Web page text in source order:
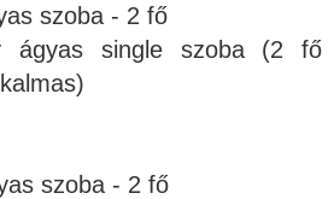
szoba - 2 fő
single szoba (2 fő
szoba - 2 fő